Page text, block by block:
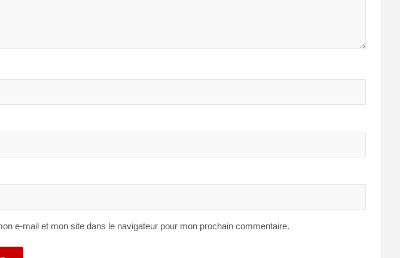
e-mail et mon site dans le navigateur pour mon prochain commentaire.